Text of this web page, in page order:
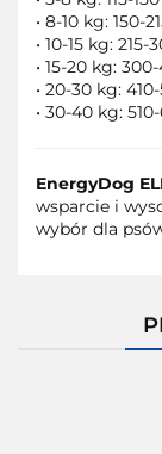
• 8-10 kg: 150-
• 10-15 kg: 215-
• 15-20 kg:
• 20-30 kg:
• 30-40 kg:
EnergyDog
wsparcie i
wybór dla